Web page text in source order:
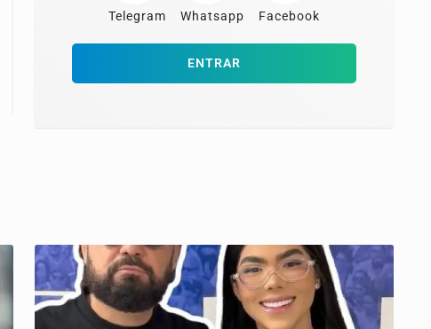
Telegram Whatsapp Facebook
ENTRAR